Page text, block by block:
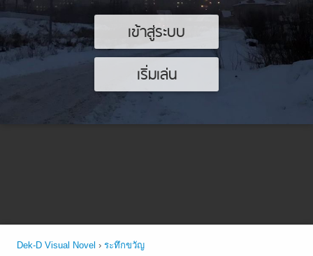
เข้าสู่ระบบ
เริ่มเล่น
Dek-D Visual Novel › ระทึกขวัญ